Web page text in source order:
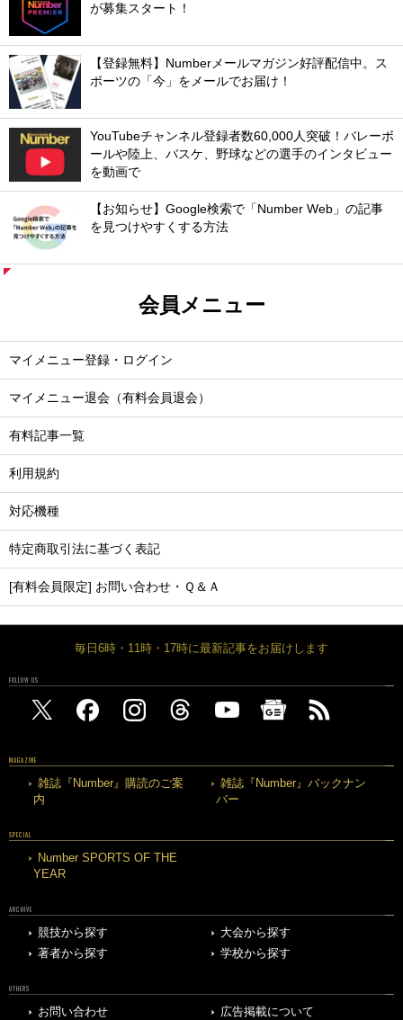
が募集スタート！
【登録無料】Numberメールマガジン好評配信中。ス
ポーツの「今」をメールでお届け！
YouTubeチャンネル登録者数60,000人突破！バレーボ
ールや陸上、バスケ、野球などの選手のインタビュー
を動画で
【お知らせ】Google検索で「Number Web」の記事
を見つけやすくする方法
会員メニュー
マイメニュー登録・ログイン
マイメニュー退会（有料会員退会）
有料記事一覧
利用規約
対応機種
特定商取引法に基づく表記
[有料会員限定] お問い合わせ・Ｑ＆Ａ
毎日6時・11時・17時に最新記事をお届けします
FOLLOW US
MAGAZINE
雑誌『Number』購読のご案
内
雑誌『Number』バックナン
バー
SPECIAL
Number SPORTS OF THE
YEAR
ARCHIVE
競技から探す
大会から探す
著者から探す
学校から探す
OTHERS
お問い合わせ 広告掲載について